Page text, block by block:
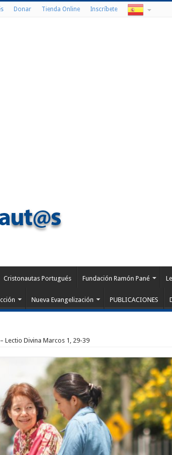
Donar Tienda Online Inscríbete
Cristonautas Portugués Fundación Ramón Pané
Nueva Evangelización PUBLICACIONES
Lectio Divina Marcos 1, 29-39